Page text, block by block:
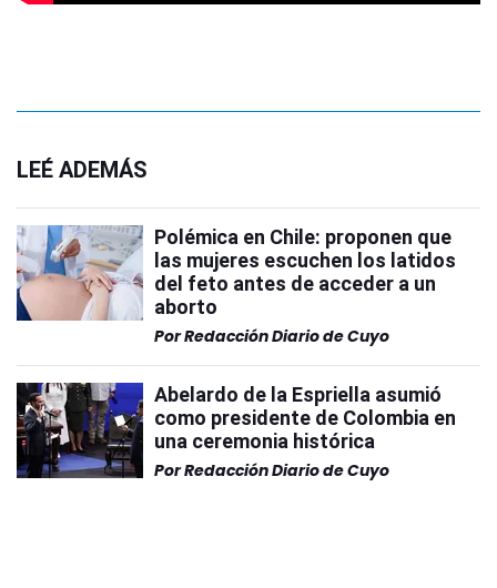
LEÉ ADEMÁS
Polémica en Chile: proponen que
las mujeres escuchen los latidos
del feto antes de acceder a un
aborto
PorRedacción Diario de Cuyo
Abelardo de la Espriella asumió
como presidente de Colombia en
una ceremonia histórica
PorRedacción Diario de Cuyo